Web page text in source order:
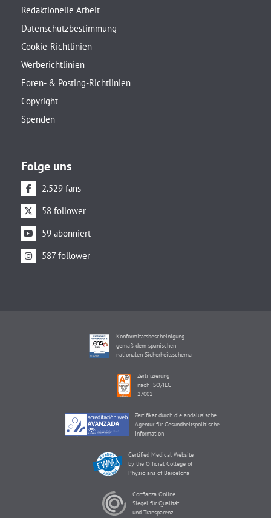
Redaktionelle Arbeit
Datenschutzbestimmung
Cookie-Richtlinien
Werberichtlinien
Foren- & Posting-Richtlinien
Copyright
Spenden
Folge uns
2.529 fans
58 follower
59 abonniert
587 follower
Konformitätsbescheinigung
gemäß dem spanischen
nationalen Sicherheitsschema
Zertifizierung
nach ISO/IEC
27001
Zertifikat durch die andalusische
Agentur für Gesundheitspolitische
Information
Certified Medical Website
by the Official College of
Physicians of Barcelona
Confianza Online-
Siegel für Qualität
und Transparenz